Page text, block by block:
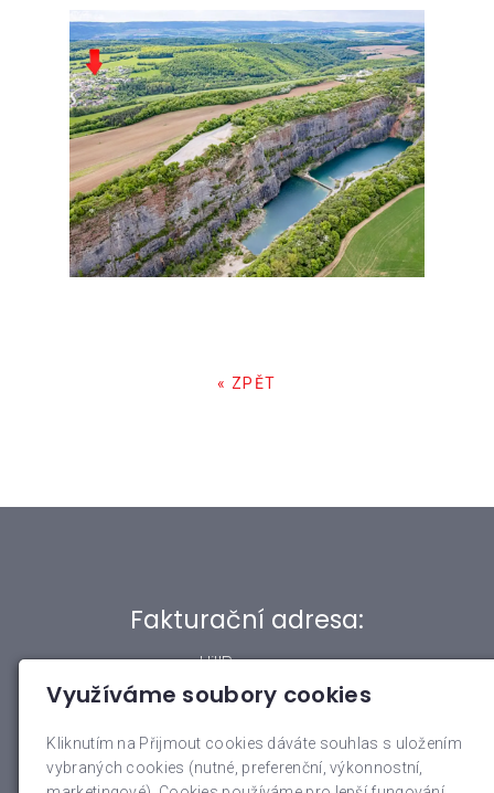
« ZPĚT
Fakturační adresa:
HillPro s.r.o.
IČ: 28224515
Tigridova 1501/6
140 00 Praha 4
Využíváme soubory cookies
Kliknutím na Přijmout cookies dáváte souhlas s uložením
vybraných cookies (nutné, preferenční, výkonnostní,